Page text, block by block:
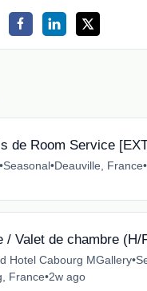
de Room Service
•Seasonal•Deauville, France•
/ Valet de chambre (H/
Hotel Cabourg MGallery•
France•2w ago